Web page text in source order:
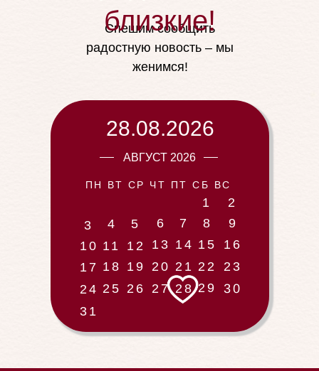
АВГУСТ 2026
ПН ВТ СР ЧТ ПТ СБ ВС
28.08.2026
Спешим сообщить
радостную новость – мы
женимся!
7
31
1
12
11
10
9
8
6
5
4
2
15
14
13
20
19
18
17
16
22
21
27
26
25
24
23
3
29
28 30
близкие!